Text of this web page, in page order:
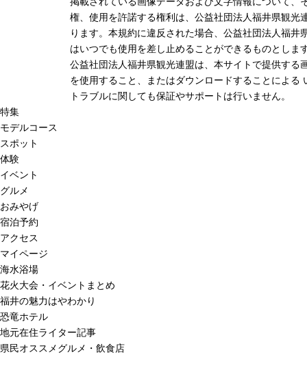
権、使用を許諾する権利は、公益社団法人福井県観光
ります。本規約に違反された場合、公益社団法人福井
はいつでも使用を差し止めることができるものとしま
公益社団法人福井県観光連盟は、本サイトで提供する
を使用すること、またはダウンロードすることによる
トラブルに関しても保証やサポートは行いません。
特集
モデルコース
スポット
体験
イベント
グルメ
おみやげ
宿泊予約
アクセス
マイページ
海水浴場
花火大会・イベントまとめ
福井の魅力はやわかり
恐竜ホテル
地元在住ライター記事
県民オススメグルメ・飲食店